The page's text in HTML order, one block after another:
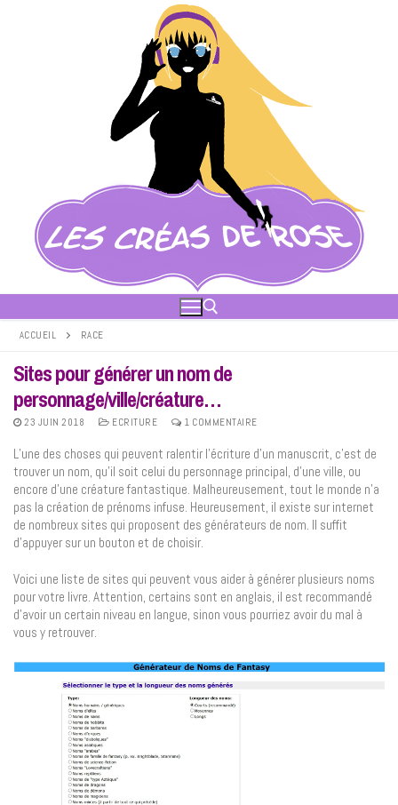
ACCUEIL RACE
Sites pour générer un nom de
personnage/ville/créature…
23 JUIN 2018 ECRITURE 1 COMMENTAIRE
L’une des choses qui peuvent ralentir l’écriture d’un manuscrit, c’est de
trouver un nom, qu’il soit celui du personnage principal, d’une ville, ou
encore d’une créature fantastique. Malheureusement, tout le monde n’a
pas la création de prénoms infuse. Heureusement, il existe sur internet
de nombreux sites qui proposent des générateurs de nom. Il suffit
d’appuyer sur un bouton et de choisir.
Voici une liste de sites qui peuvent vous aider à générer plusieurs noms
pour votre livre. Attention, certains sont en anglais, il est recommandé
d’avoir un certain niveau en langue, sinon vous pourriez avoir du mal à
vous y retrouver.